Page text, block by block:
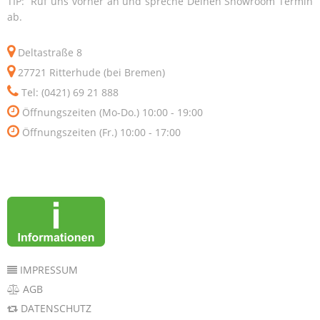
ab.
Deltastraße 8
27721 Ritterhude (bei Bremen)
Tel: (0421) 69 21 888
Öffnungszeiten (Mo-Do.) 10:00 - 19:00
Öffnungszeiten (Fr.) 10:00 - 17:00
IMPRESSUM
AGB
DATENSCHUTZ